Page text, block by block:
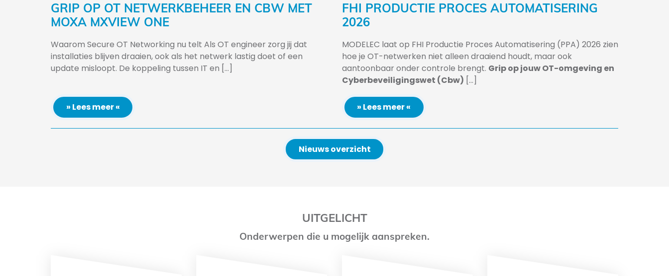
GRIP OP OT NETWERKBEHEER EN CBW MET
MOXA MXVIEW ONE
Waarom Secure OT Networking nu telt Als OT engineer zorg jij dat
installaties blijven draaien, ook als het netwerk lastig doet of een
update misloopt. De koppeling tussen IT en [...]
» Lees meer «
FHI PRODUCTIE PROCES AUTOMATISERING
2026
MODELEC laat op FHI Productie Proces Automatisering (PPA) 2026 zien
hoe je OT-netwerken niet alleen draaiend houdt, maar ook
aantoonbaar onder controle brengt. Grip op jouw OT-omgeving en
Cyberbeveiligingswet (Cbw) [...]
» Lees meer «
Nieuws overzicht
UITGELICHT
Onderwerpen die u mogelijk aanspreken.